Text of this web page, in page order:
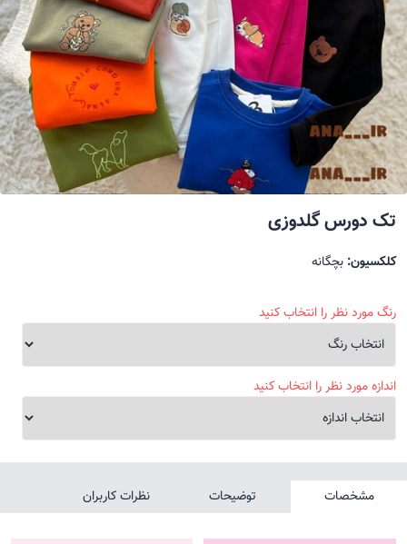
تک دورس گلدوزی
کلکسیون: بچگانه
رنگ مورد نظر را انتخاب کنید
اندازه مورد نظر را انتخاب کنید
مشخصات توضیحات نظرات کاربران